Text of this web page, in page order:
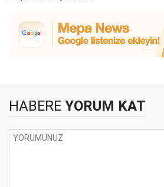
HABERE YORUM KAT